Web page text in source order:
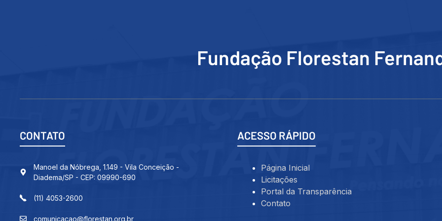
Fundação Florestan
CONTATO
Manoel da Nóbrega, 1.149 - Vila Conceição -
Diadema/SP - CEP: 09990-690
(11) 4053-2600
comunicacao@florestan.org.br
ACESSO RÁPIDO
Página Inicial
Licitações
Portal da Transparência
Contato